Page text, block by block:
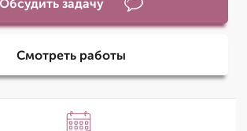
Обсудить задачу
Смотреть работы